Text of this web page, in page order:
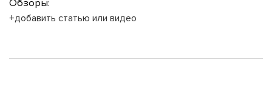
Обзоры:
+добавить статью или видео